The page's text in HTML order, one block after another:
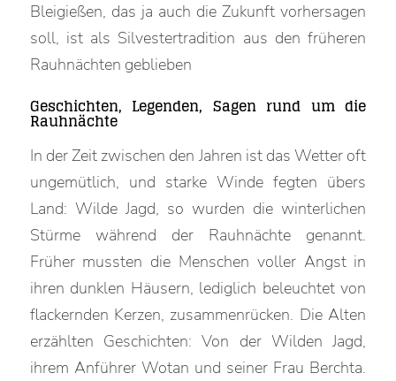
Bleigießen, das ja auch die Zukunft vorhersagen
soll, ist als Silvestertradition aus den früheren
Rauhnächten geblieben
Geschichten, Legenden, Sagen rund um die
Rauhnächte
In der Zeit zwischen den Jahren ist das Wetter oft
ungemütlich, und starke Winde fegten übers
Land: Wilde Jagd, so wurden die winterlichen
Stürme während der Rauhnächte genannt.
Früher mussten die Menschen voller Angst in
ihren dunklen Häusern, lediglich beleuchtet von
flackernden Kerzen, zusammenrücken. Die Alten
erzählten Geschichten: Von der Wilden Jagd,
ihrem Anführer Wotan und seiner Frau Berchta.